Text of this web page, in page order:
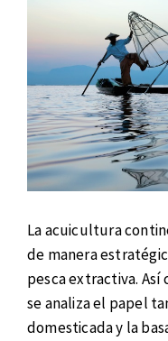
La acuicultura
de manera
pesca extractiva.
se analiza el papel
domesticada y la